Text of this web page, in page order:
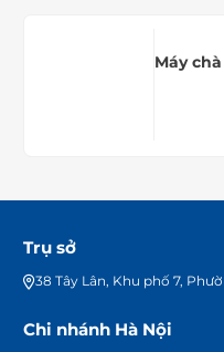
Máy
Trụ sở
38 Tây Lân, Khu phố 7,
Chi nhánh Hà Nội